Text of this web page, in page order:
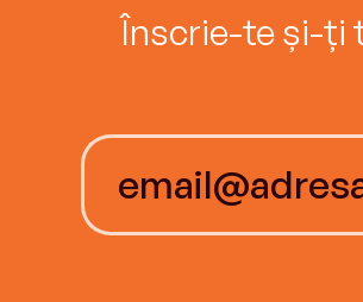
Înscrie-te și-ți